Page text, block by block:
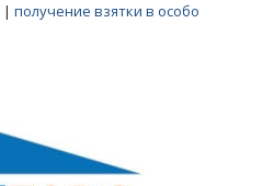
| получение взятки в особо